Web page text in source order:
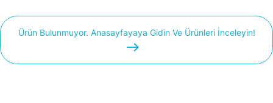
Ürün Bulunmuyor. Anasayfayaya Gidin Ve Ürünleri İnceleyin!
easts